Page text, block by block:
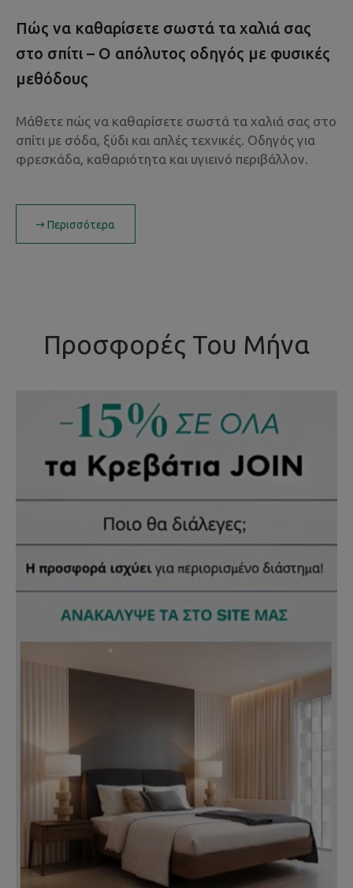
Πώς να καθαρίσετε σωστά τα χαλιά σας
στο σπίτι – Ο απόλυτος οδηγός με φυσικές
μεθόδους
Μάθετε πώς να καθαρίσετε σωστά τα χαλιά σας στο
σπίτι με σόδα, ξύδι και απλές τεχνικές. Οδηγός για
φρεσκάδα, καθαριότητα και υγιεινό περιβάλλον.
Περισσότερα
Προσφορές Του Μήνα